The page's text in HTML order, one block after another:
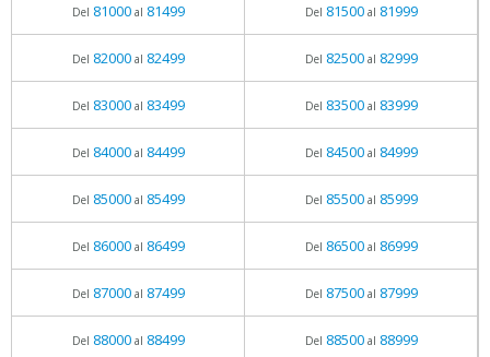
Del 81000al 81499 Del 81500al 81999
Del 82000al 82499 Del 82500al 82999
Del 83000al 83499 Del 83500al 83999
Del 84000al 84499 Del 84500al 84999
Del 85000al 85499 Del 85500al 85999
Del 86000al 86499 Del 86500al 86999
Del 87000al 87499 Del 87500al 87999
Del 88000al 88499 Del 88500al 88999